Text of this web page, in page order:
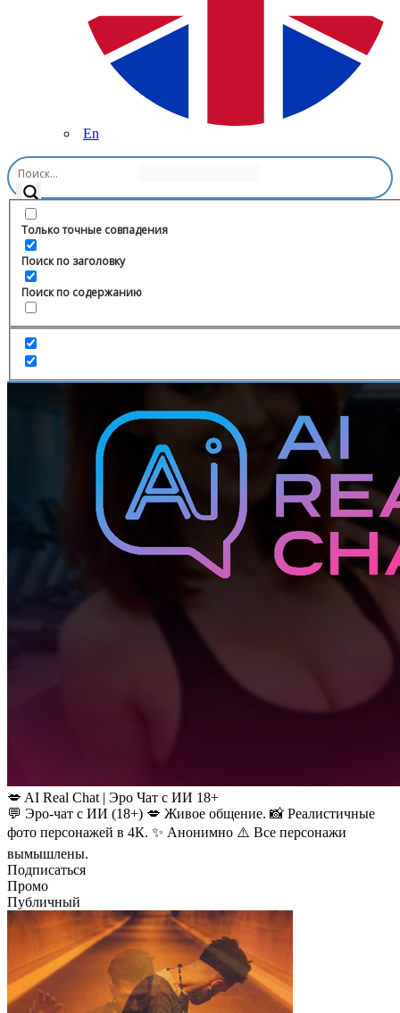
En
Только точные совпадения
Поиск по заголовку
Поиск по содержанию
Главная
💋 AI Real Chat | Эро Чат с ИИ 18+
💬 Эро-чат с ИИ (18+) 💋 Живое общение. 📸 Реалистичные
фото персонажей в 4К. ✨ Анонимно ⚠️ Все персонажи
вымышлены.
Подписаться
Промо
Публичный